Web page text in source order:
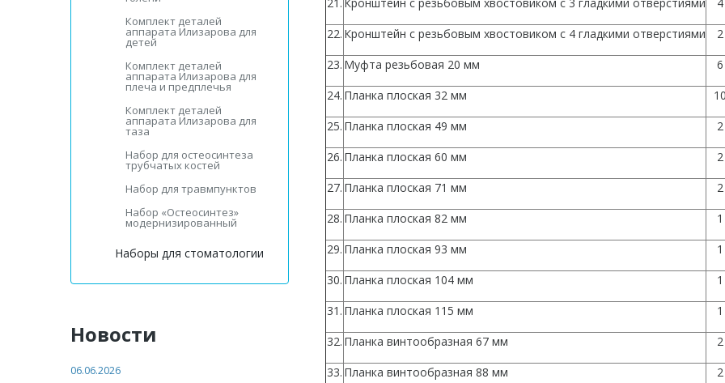
Комплект деталей
аппарата Илизарова для
детей
Комплект деталей
аппарата Илизарова для
плеча и предплечья
Комплект деталей
аппарата Илизарова для
таза
Набор для остеосинтеза
трубчатых костей
Набор для травмпунктов
Набор «Остеосинтез»
модернизированный
Наборы для стоматологии
Новости
06.06.2026
22. Кронштейн с резьбовым хвостовиком с 4 гладкими отверстиями
2
23. Муфта резьбовая 20 мм
6
24. Планка плоская 32 мм
25. Планка плоская 49 мм
2
26. Планка плоская 60 мм
2
27. Планка плоская 71 мм
2
28. Планка плоская 82 мм
1
29. Планка плоская 93 мм
1
30. Планка плоская 104 мм
1
31. Планка плоская 115 мм
1
32. Планка винтообразная 67 мм
2
33. Планка винтообразная 88 мм
2